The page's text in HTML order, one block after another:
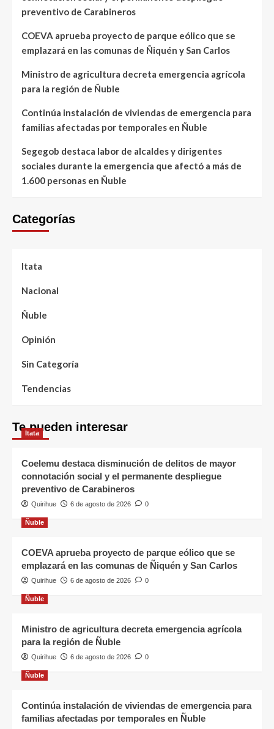
preventivo de Carabineros
COEVA aprueba proyecto de parque eólico que se
emplazará en las comunas de Ñiquén y San Carlos
Ministro de agricultura decreta emergencia agrícola
para la región de Ñuble
Continúa instalación de viviendas de emergencia para
familias afectadas por temporales en Ñuble
Segegob destaca labor de alcaldes y dirigentes
sociales durante la emergencia que afectó a más de
1.600 personas en Ñuble
Categorías
Itata
Nacional
Ñuble
Opinión
Sin Categoría
Tendencias
Te pueden interesar
Itata
Coelemu destaca disminución de delitos de mayor
connotación social y el permanente despliegue
preventivo de Carabineros
Quirihue 6 de agosto de 2026 0
Ñuble
COEVA aprueba proyecto de parque eólico que se
emplazará en las comunas de Ñiquén y San Carlos
Quirihue 6 de agosto de 2026 0
Ñuble
Ministro de agricultura decreta emergencia agrícola
para la región de Ñuble
Quirihue 6 de agosto de 2026 0
Ñuble
Continúa instalación de viviendas de emergencia para
familias afectadas por temporales en Ñuble